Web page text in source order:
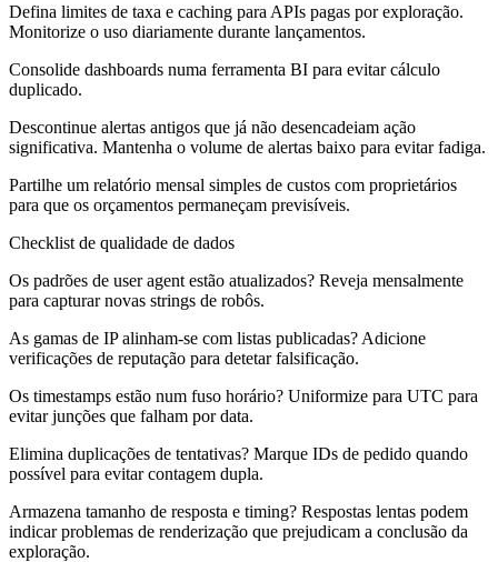
Defina limites de taxa e caching para APIs pagas por exploração.
Monitorize o uso diariamente durante lançamentos.
Consolide dashboards numa ferramenta BI para evitar cálculo
duplicado.
Descontinue alertas antigos que já não desencadeiam ação
significativa. Mantenha o volume de alertas baixo para evitar fadiga.
Partilhe um relatório mensal simples de custos com proprietários
para que os orçamentos permaneçam previsíveis.
Checklist de qualidade de dados
Os padrões de user agent estão atualizados? Reveja mensalmente
para capturar novas strings de robôs.
As gamas de IP alinham-se com listas publicadas? Adicione
verificações de reputação para detetar falsificação.
Os timestamps estão num fuso horário? Uniformize para UTC para
evitar junções que falham por data.
Elimina duplicações de tentativas? Marque IDs de pedido quando
possível para evitar contagem dupla.
Armazena tamanho de resposta e timing? Respostas lentas podem
indicar problemas de renderização que prejudicam a conclusão da
exploração.